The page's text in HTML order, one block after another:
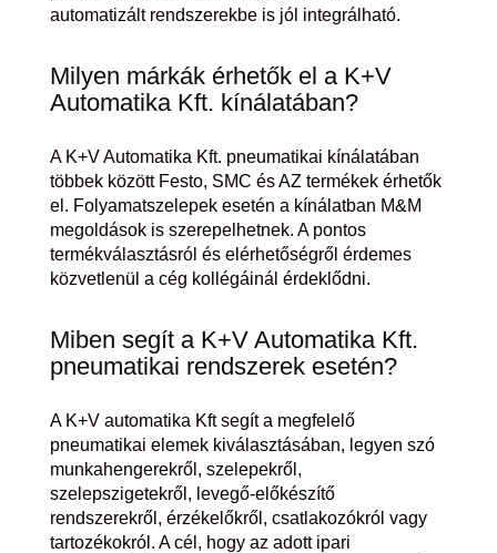
automatizált rendszerekbe is jól integrálható.
Milyen márkák érhetők el a K+V
Automatika Kft. kínálatában?
A K+V Automatika Kft. pneumatikai kínálatában
többek között Festo, SMC és AZ termékek érhetők
el. Folyamatszelepek esetén a kínálatban M&M
megoldások is szerepelhetnek. A pontos
termékválasztásról és elérhetőségről érdemes
közvetlenül a cég kollégáinál érdeklődni.
Miben segít a K+V Automatika Kft.
pneumatikai rendszerek esetén?
A K+V automatika Kft segít a megfelelő
pneumatikai elemek kiválasztásában, legyen szó
munkahengerekről, szelepekről,
szelepszigetekről, levegő-előkészítő
rendszerekről, érzékelőkről, csatlakozókról vagy
tartozékokról. A cél, hogy az adott ipari